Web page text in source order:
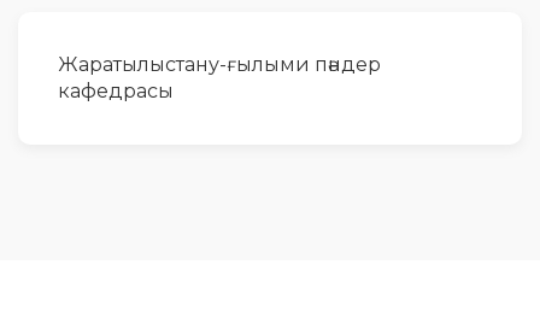
Жаратылыстану-ғылыми пәндер
кафедрасы